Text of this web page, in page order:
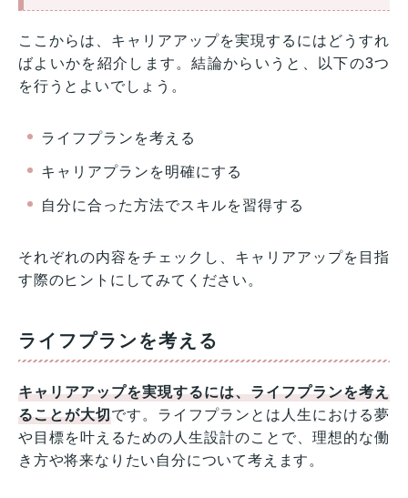
ここからは、キャリアアップを実現するにはどうすれ
ばよいかを紹介します。結論からいうと、以下の3つ
を行うとよいでしょう。
ライフプランを考える
キャリアプランを明確にする
自分に合った方法でスキルを習得する
それぞれの内容をチェックし、キャリアアップを目指
す際のヒントにしてみてください。
ライフプランを考える
キャリアアップを実現するには、ライフプランを考え
ることが大切です。ライフプランとは人生における夢
や目標を叶えるための人生設計のことで、理想的な働
き方や将来なりたい自分について考えます。